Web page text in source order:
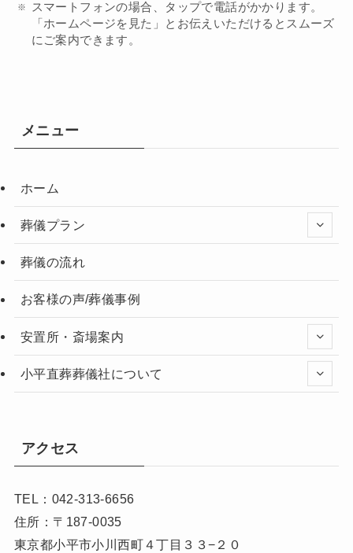
スマートフォンの場合、タップで電話がかかります。
「ホームページを見た」とお伝えいただけるとスムーズ
にご案内できます。
メニュー
ホーム
葬儀プラン
葬儀の流れ
お客様の声/葬儀事例
安置所・斎場案内
小平直葬葬儀社について
アクセス
TEL：042-313-6656
住所：〒187-0035
東京都小平市小川西町４丁目３３−２０